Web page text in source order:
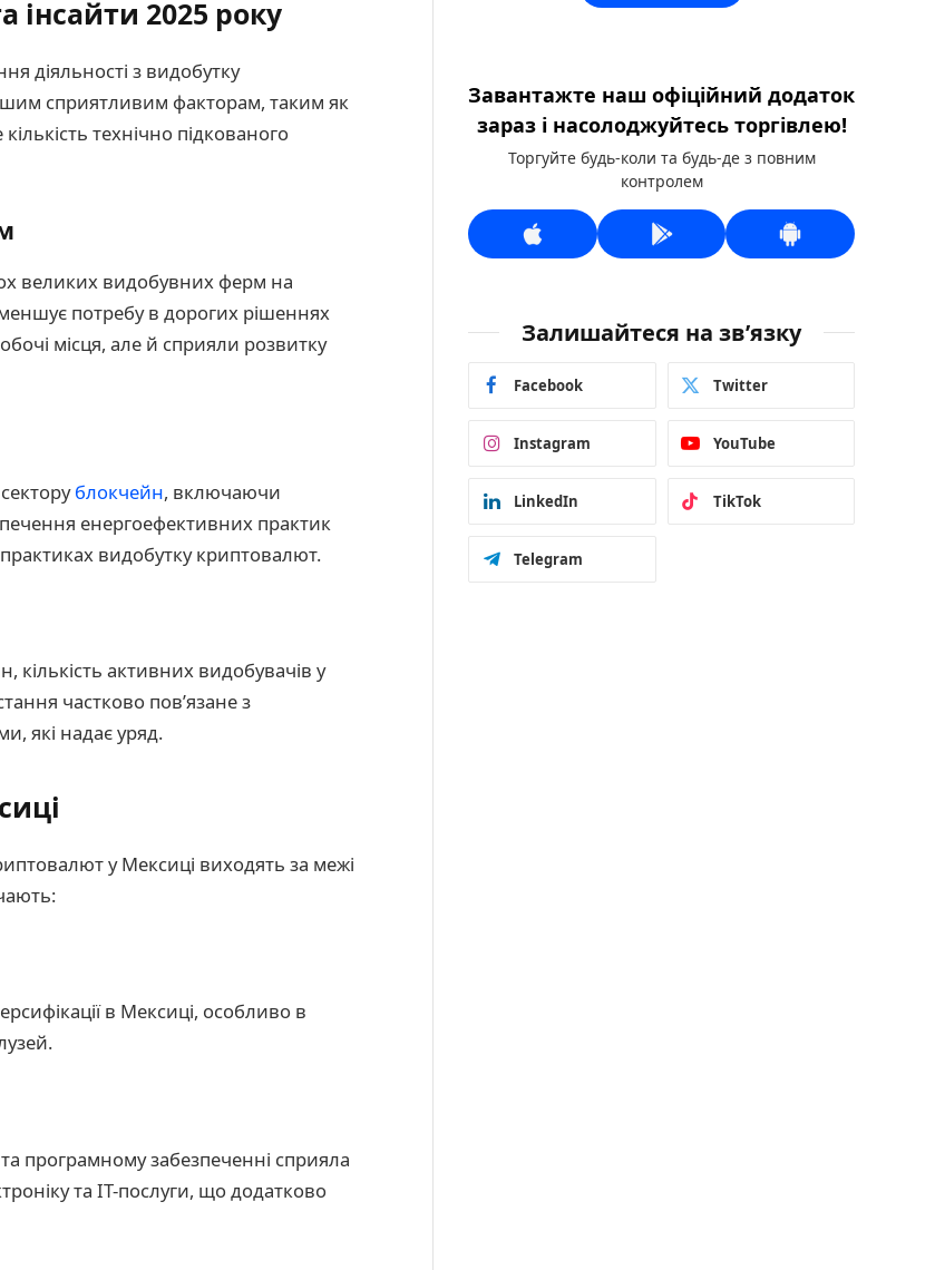
інсайти 2025 року
діяльності з видобутку
сприятливим факторам, таким як
технічно підкованого
великих видобувних ферм на
потребу в дорогих рішеннях
місця, але й сприяли розвитку
блокчейн, включаючи
енергоефективних практик
видобутку криптовалют.
кількість активних видобувачів у
частково пов’язане з
які надає уряд.
у Мексиці виходять за межі
в Мексиці, особливо в
програмному забезпеченні сприяла
та ІТ-послуги, що додатково
Завантажте наш офіційний додаток
зараз і насолоджуйтесь торгівлею!
Торгуйте будь-коли та будь-де з повним
контролем
Залишайтеся на зв’язку
Facebook Twitter
Instagram YouTube
LinkedIn TikTok
Telegram